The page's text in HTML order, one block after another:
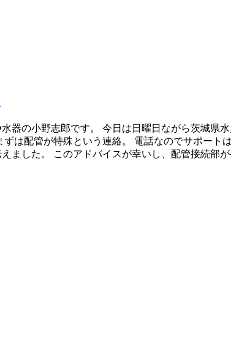
器の小野志郎です。 今日は日曜日ながら茨城県
は配管が特殊という連絡。 電話なのでサポー
ました。 このアドバイスが幸いし、配管接続部